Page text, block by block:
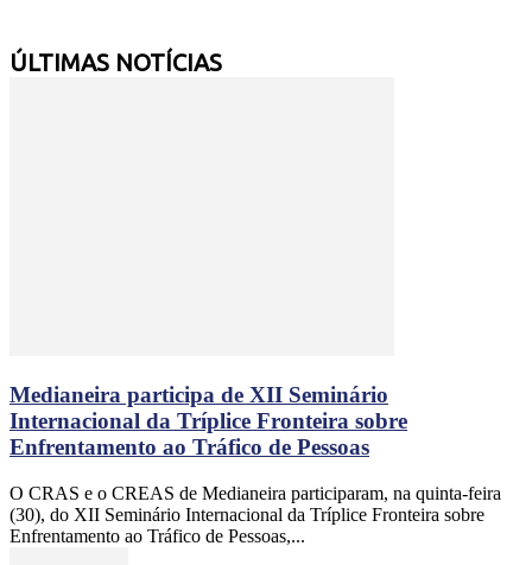
ÚLTIMAS NOTÍCIAS
Medianeira participa de XII Seminário
Internacional da Tríplice Fronteira sobre
Enfrentamento ao Tráfico de Pessoas
O CRAS e o CREAS de Medianeira participaram, na quinta-feira
(30), do XII Seminário Internacional da Tríplice Fronteira sobre
Enfrentamento ao Tráfico de Pessoas,...